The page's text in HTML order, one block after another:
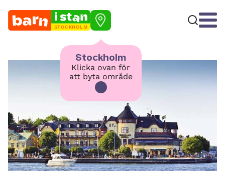
STOCKHOLM
Stockholm
Klicka ovan för
att byta område